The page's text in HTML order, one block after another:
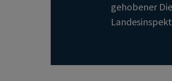
gehobener